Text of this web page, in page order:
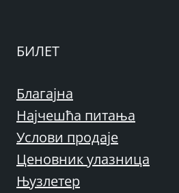
БИЛЕТ
Благајна
Најчешћа питања
Услови продаје
Ценовник улазница
Њузлетер